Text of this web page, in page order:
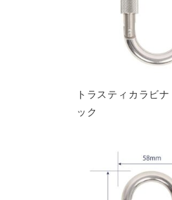
トラスティカラビ
ック